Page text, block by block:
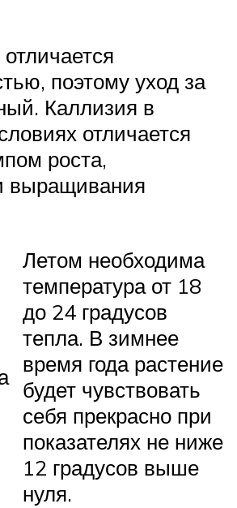
поэтому уход за
Каллизия в
отличается
роста,
выращивания
Летом необходима
температура от 18
до 24 градусов
тепла. В зимнее
время года растение
будет чувствовать
себя прекрасно при
показателях не ниже
12 градусов выше
нуля.